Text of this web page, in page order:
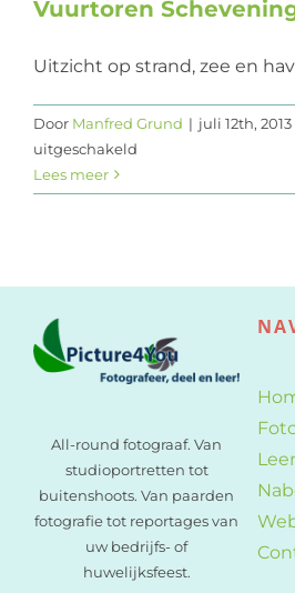
Nabestellingen
Web design
Contact
Vuurtoren
Uitzicht op strand, zee en
Door Manfred Grund | juli 12th, 2013
uitgeschakeld
Scheveningen
Lees meer
All-round fotograaf. Van
studioportretten tot
buitenshoots. Van paarden
fotografie tot reportages van
uw bedrijfs- of
huwelijksfeest.